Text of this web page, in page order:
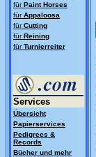
fürPaint Horses
fürAppaloosa
fürCutting
fürReining
fürTurnierreiter
Services
Übersicht
Papierservices
Pedigrees &
Records
Bücher und mehr